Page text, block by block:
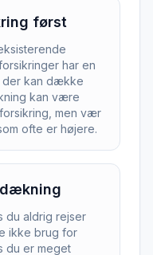
først
har en
kan dække
kan være
men vær
ofte er højere.
du aldrig rejser
ikke brug for
du er meget